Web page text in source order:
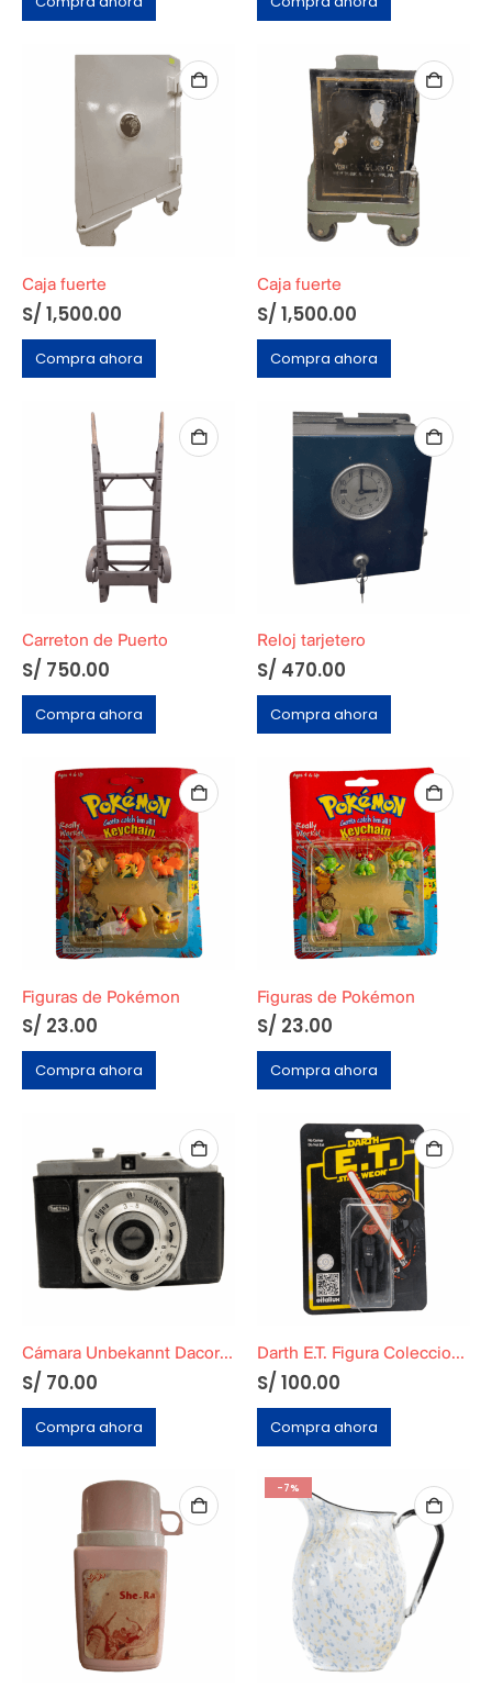
Caja fuerte
S/ 1,500.00
Compra ahora
Caja fuerte
S/ 1,500.00
Compra ahora
Carreton de Puerto
S/ 750.00
Compra ahora
Reloj tarjetero
S/ 470.00
Compra ahora
Figuras de Pokémon
S/ 23.00
Compra ahora
Figuras de Pokémon
S/ 23.00
Compra ahora
Cámara Unbekannt Dacora Digna – 1:8 3.150 in 3.150 in
S/ 70.00
Compra ahora
Darth E.T. Figura Coleccionable
S/ 100.00
Compra ahora
-7%